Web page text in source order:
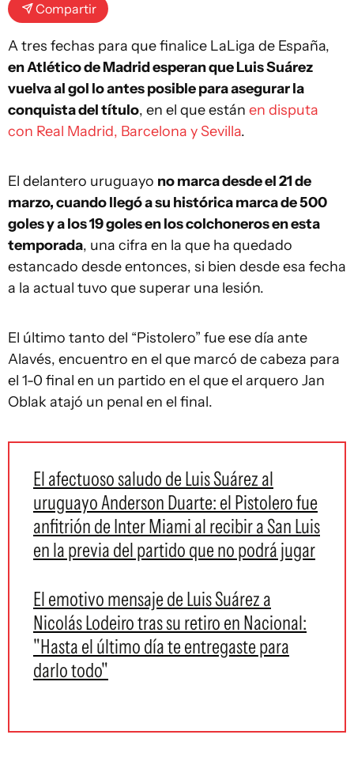
Compartir
A tres fechas para que finalice LaLiga de España,
en Atlético de Madrid esperan que Luis Suárez
vuelva al gol lo antes posible para asegurar la
conquista del título, en el que están en disputa
con Real Madrid, Barcelona y Sevilla.
El delantero uruguayo no marca desde el 21 de
marzo, cuando llegó a su histórica marca de 500
goles y a los 19 goles en los colchoneros en esta
temporada, una cifra en la que ha quedado
estancado desde entonces, si bien desde esa fecha
a la actual tuvo que superar una lesión.
El último tanto del “Pistolero” fue ese día ante
Alavés, encuentro en el que marcó de cabeza para
el 1-0 final en un partido en el que el arquero Jan
Oblak atajó un penal en el final.
El afectuoso saludo de Luis Suárez al
uruguayo Anderson Duarte: el Pistolero fue
anfitrión de Inter Miami al recibir a San Luis
en la previa del partido que no podrá jugar
El emotivo mensaje de Luis Suárez a
Nicolás Lodeiro tras su retiro en Nacional:
"Hasta el último día te entregaste para
darlo todo"